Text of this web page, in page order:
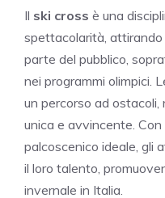
Il ski cross è una
spettacolarità,
parte del pubblico,
nei programmi olimpici.
un percorso ad
unica e avvincente.
palcoscenico ideale, gli
il loro talento,
invernale in Italia.